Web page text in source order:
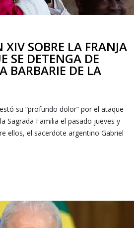
XIV SOBRE LA FRANJA
SE DETENGA DE
BARBARIE DE LA
su “profundo dolor” por el ataque
Sagrada Familia el pasado jueves y
ellos, el sacerdote argentino Gabriel